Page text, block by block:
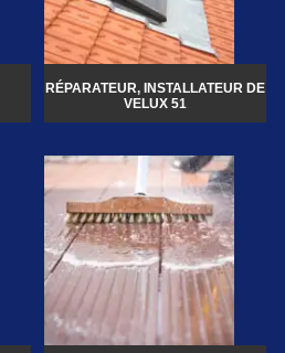
RÉPARATEUR, INSTALLATEUR DE
VELUX 51